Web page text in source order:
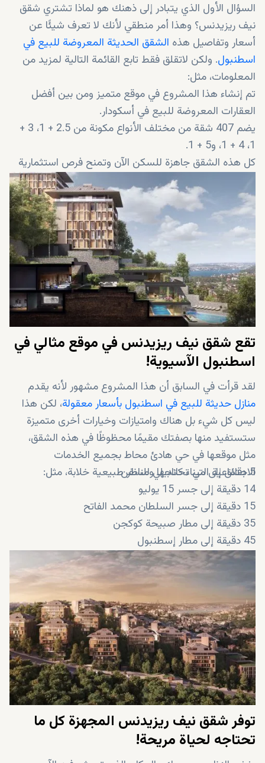
السؤال الأول الذي يتبادر إلى ذهنك هو لماذا تشتري شقق
نيف ريزيدنس؟ وهذا أمر منطقي لأنك لا تعرف شيئًا عن
أسعار وتفاصيل هذه الشقق الحديثة المعروضة للبيع في
اسطنبول. ولكن لاتقلق فقط تابع القائمة التالية لمزيد من
المعلومات، مثل:
تم إنشاء هذا المشروع في موقع متميز ومن بين أفضل
العقارات المعروضة للبيع في أسكودار.
يضم 407 شقة من مختلف الأنواع مكونة من 2.5 + 1، 3 +
1، 4 + 1، و5 + 1.
كل هذه الشقق جاهزة للسكن الآن وتمنح فرص استثمارية
ثمينة والجنسية التركية.
تقع شقق نيف ريزيدنس في موقع مثالي في
اسطنبول الآسيوية!
لقد قرأت في السابق أن هذا المشروع مشهور لأنه يقدم
منازل حديثة للبيع في اسطنبول بأسعار معقولة، لكن هذا
ليس كل شيء بل هناك وامتيازات وخيارات أخرى متميزة
ستستفيد منها بصفتك مقيمًا محظوظًا في هذه الشقق،
مثل موقعها في حي هادئ محاط بجميع الخدمات
الاجتماعية التي تحتاجها ومناظر طبيعية خلابة، مثل:
5 دقائق إلى ميناء كانديلي للسفن
14 دقيقة إلى جسر 15 يوليو
15 دقيقة إلى جسر السلطان محمد الفاتح
35 دقيقة إلى مطار صبيحة كوكجن
45 دقيقة إلى مطار إسطنبول
توفر شقق نيف ريزيدنس المجهزة كل ما
تحتاجه لحياة مريحة!